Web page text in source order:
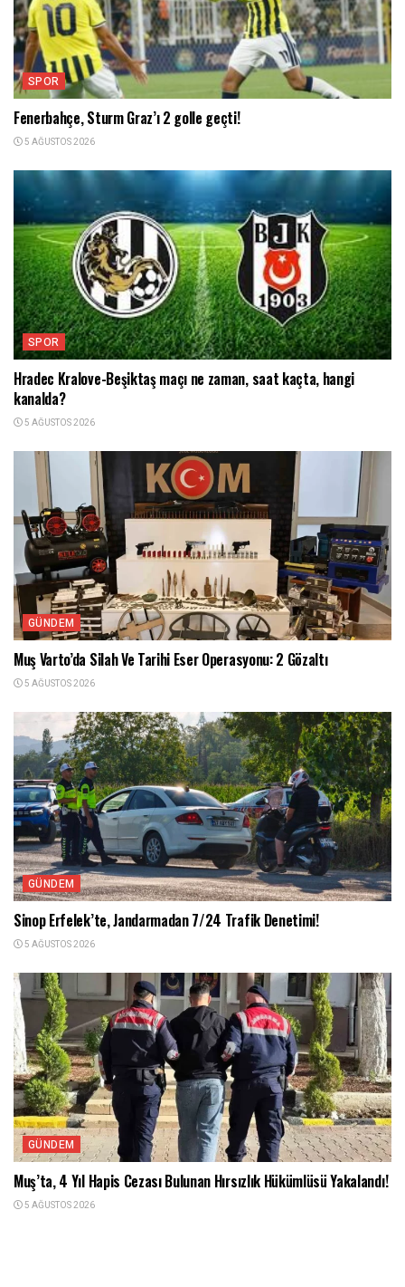
SPOR
Fenerbahçe, Sturm Graz’ı 2 golle geçti!
5 AĞUSTOS 2026
SPOR
Hradec Kralove-Beşiktaş maçı ne zaman, saat kaçta, hangi
kanalda?
5 AĞUSTOS 2026
GÜNDEM
Muş Varto’da Silah Ve Tarihi Eser Operasyonu: 2 Gözaltı
5 AĞUSTOS 2026
GÜNDEM
Sinop Erfelek’te, Jandarmadan 7/24 Trafik Denetimi!
5 AĞUSTOS 2026
GÜNDEM
Muş’ta, 4 Yıl Hapis Cezası Bulunan Hırsızlık Hükümlüsü Yakalandı!
5 AĞUSTOS 2026